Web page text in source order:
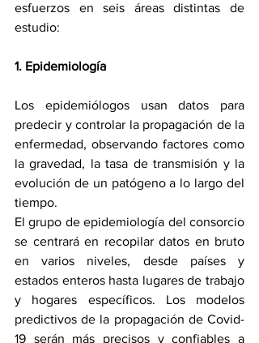
esfuerzos en seis áreas distintas de
estudio:
1. Epidemiología
Los epidemiólogos usan datos para
predecir y controlar la propagación de la
enfermedad, observando factores como
la gravedad, la tasa de transmisión y la
evolución de un patógeno a lo largo del
tiempo.
El grupo de epidemiología del consorcio
se centrará en recopilar datos en bruto
en varios niveles, desde países y
estados enteros hasta lugares de trabajo
y hogares específicos. Los modelos
predictivos de la propagación de Covid-
19 serán más precisos y confiables a